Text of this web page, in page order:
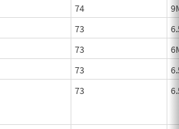
74
73
73
73
73